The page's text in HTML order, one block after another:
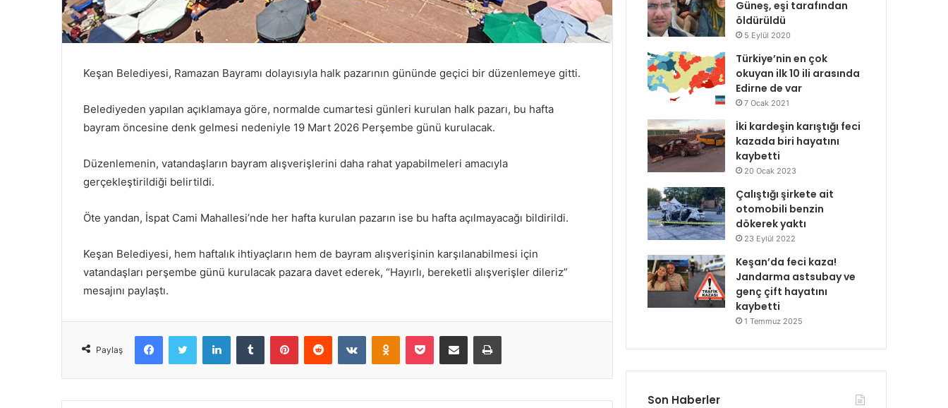
Keşan Belediyesi, Ramazan Bayramı dolayısıyla halk pazarının gününde geçici bir düzenlemeye gitti.
Belediyeden yapılan açıklamaya göre, normalde cumartesi günleri kurulan halk pazarı, bu hafta
bayram öncesine denk gelmesi nedeniyle 19 Mart 2026 Perşembe günü kurulacak.
Düzenlemenin, vatandaşların bayram alışverişlerini daha rahat yapabilmeleri amacıyla
gerçekleştirildiği belirtildi.
Öte yandan, İspat Cami Mahallesi’nde her hafta kurulan pazarın ise bu hafta açılmayacağı bildirildi.
Keşan Belediyesi, hem haftalık ihtiyaçların hem de bayram alışverişinin karşılanabilmesi için
vatandaşları perşembe günü kurulacak pazara davet ederek, “Hayırlı, bereketli alışverişler dileriz”
mesajını paylaştı.
Paylaş
FacebookTwitter LinkedInTumblr PinterestReddit VKontakteOdnoklassniki
Pocket E-Posta ile paylaş Yazdır
Güneş, eşi tarafından
öldürüldü
5 Eylül 2020
Türkiye’nin en çok
okuyan ilk 10 ili arasında
Edirne de var
7 Ocak 2021
İki kardeşin karıştığı feci
kazada biri hayatını
kaybetti
20 Ocak 2023
Çalıştığı şirkete ait
otomobili benzin
dökerek yaktı
23 Eylül 2022
Keşan’da feci kaza!
Jandarma astsubay ve
genç çift hayatını
kaybetti
1 Temmuz 2025
Son Haberler